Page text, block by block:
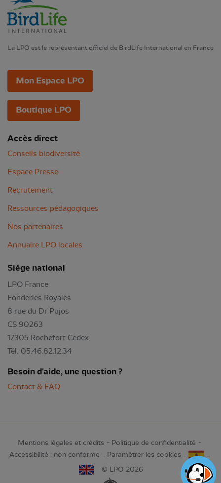
La LPO est le représentant officiel de BirdLife International en France
Mon Espace LPO
Boutique LPO
Accès direct
Conseils biodiversité
Espace Presse
Recrutement
Ressources pédagogiques
Nos partenaires
Annuaire LPO locales
Siège national
LPO France
Fonderies Royales
8 rue du Dr Pujos
CS 90263
17305 Rochefort Cedex
Tél: 05.46.82.12.34
Besoin d'aide, une question ?
Contact & FAQ
Mentions légales et crédits
Politique de confidentialité
Accessibilité : non conforme
Paramétrer les cookies
© LPO 2026